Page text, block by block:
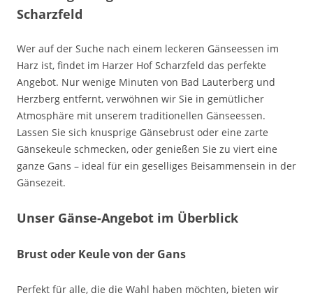
Scharzfeld
Wer auf der Suche nach einem leckeren Gänseessen im
Harz ist, findet im Harzer Hof Scharzfeld das perfekte
Angebot. Nur wenige Minuten von Bad Lauterberg und
Herzberg entfernt, verwöhnen wir Sie in gemütlicher
Atmosphäre mit unserem traditionellen Gänseessen.
Lassen Sie sich knusprige Gänsebrust oder eine zarte
Gänsekeule schmecken, oder genießen Sie zu viert eine
ganze Gans – ideal für ein geselliges Beisammensein in der
Gänsezeit.
Unser Gänse-Angebot im Überblick
Brust oder Keule von der Gans
Perfekt für alle, die die Wahl haben möchten, bieten wir